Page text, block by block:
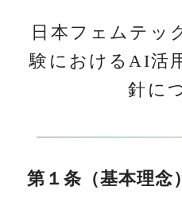
日本フェムテッ
験におけるAI活
針に
第１条（基本理念）